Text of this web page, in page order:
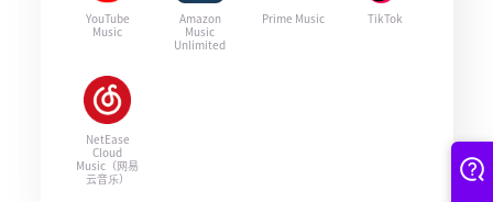
YouTube
Music
Amazon
Music
Unlimited
Prime Music TikTok
NetEase
Cloud
Music（网易
云音乐）